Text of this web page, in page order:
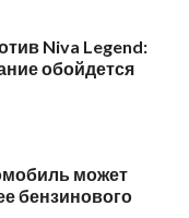
Niva Legend:
обойдется
может
бензинового